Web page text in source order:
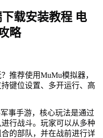
载安装教程 电
略
推荐使用MuMu模拟器，
键位设置、多开运行、高
事手游，核心玩法是通过
行战斗。玩家可以从多种
的部队，并在战前进行详